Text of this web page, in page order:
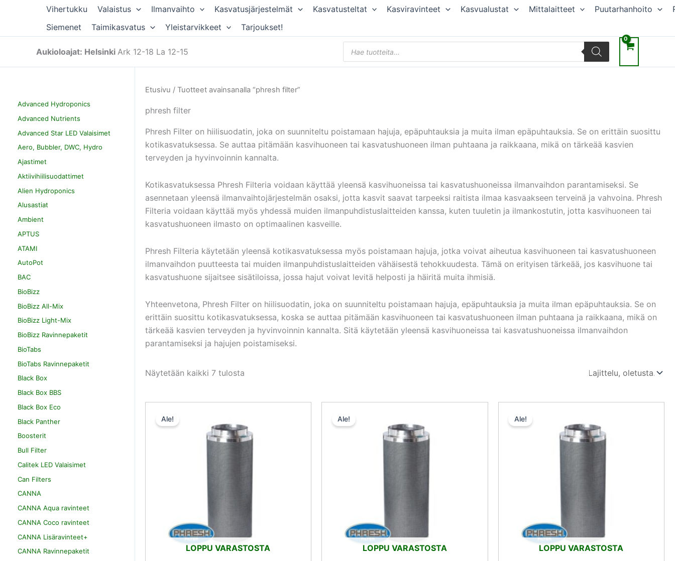
Vihertukku Valaistus Ilmanvaihto Kasvatusjärjestelmät Kasvatusteltat Kasviravinteet Kasvualustat Mittalaitteet Puutarhanhoito
Siemenet
Taimikasvatus Yleistarvikkeet Tarjoukset!
Aukioloajat: Helsinki Ark 12-18 La 12-15
Products
search
Advanced Hydroponics
Advanced Nutrients
Advanced Star LED Valaisimet
Aero, Bubbler, DWC, Hydro
Ajastimet
Aktiivihiilisuodattimet
Alien Hydroponics
Alusastiat
Ambient
APTUS
ATAMI
AutoPot
BAC
BioBizz
BioBizz All-Mix
BioBizz Light-Mix
BioBizz Ravinnepaketit
BioTabs
BioTabs Ravinnepaketit
Black Box
Black Box BBS
Black Box Eco
Black Panther
Boosterit
Bull Filter
Calitek LED Valaisimet
Can Filters
CANNA
CANNA Aqua ravinteet
CANNA Coco ravinteet
CANNA Lisäravinteet+
CANNA Ravinnepaketit
Etusivu / Tuotteet avainsanalla “phresh filter”
phresh filter
Phresh Filter on hiilisuodatin, joka on suunniteltu poistamaan hajuja, epäpuhtauksia ja muita ilman epäpuhtauksia. Se on erittäin suosittu
kotikasvatuksessa. Se auttaa pitämään kasvihuoneen tai kasvatushuoneen ilman puhtaana ja raikkaana, mikä on tärkeää kasvien
terveyden ja hyvinvoinnin kannalta.
Kotikasvatuksessa Phresh Filteria voidaan käyttää yleensä kasvihuoneissa tai kasvatushuoneissa ilmanvaihdon parantamiseksi. Se
asennetaan yleensä ilmanvaihtojärjestelmän osaksi, jotta kasvit saavat tarpeeksi raitista ilmaa kasvaakseen terveinä ja vahvoina. Phresh
Filteria voidaan käyttää myös yhdessä muiden ilmanpuhdistuslaitteiden kanssa, kuten tuuletin ja ilmankostutin, jotta kasvihuoneen tai
kasvatushuoneen ilmasto on optimaalinen kasveille.
Phresh Filteria käytetään yleensä kotikasvatuksessa myös poistamaan hajuja, jotka voivat aiheutua kasvihuoneen tai kasvatushuoneen
ilmanvaihdon puutteesta tai muiden ilmanpuhdistuslaitteiden vähäisestä tehokkuudesta. Tämä on erityisen tärkeää, jos kasvihuone tai
kasvatushuone sijaitsee sisätiloissa, jossa hajut voivat levitä helposti ja häiritä muita ihmisiä.
Yhteenvetona, Phresh Filter on hiilisuodatin, joka on suunniteltu poistamaan hajuja, epäpuhtauksia ja muita ilman epäpuhtauksia. Se on
erittäin suosittu kotikasvatuksessa, koska se auttaa pitämään kasvihuoneen tai kasvatushuoneen ilman puhtaana ja raikkaana, mikä on
tärkeää kasvien terveyden ja hyvinvoinnin kannalta. Sitä käytetään yleensä kasvihuoneissa tai kasvatushuoneissa ilmanvaihdon
parantamiseksi ja hajujen poistamiseksi.
Näytetään kaikki 7 tulosta
LOPPU VARASTOSTA
Ale!
oli:
141,00 €.
LOPPU VARASTOSTA
Ale!
oli:
151,00 €.
LOPPU VARASTOSTA
Ale!
oli:
202,00 €.